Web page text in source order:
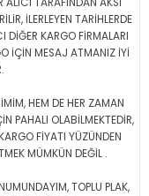
İLERLEYEN TARİHLERDE
DİĞER KARGO FİRMALARI
İÇİN MESAJ ATMANIZ İYİ
HEM DE HER ZAMAN
PAHALI OLABİLMEKTEDİR,
FİYATI YÜZÜNDEN
MÜMKÜN DEĞİL .
TOPLU PLAK,